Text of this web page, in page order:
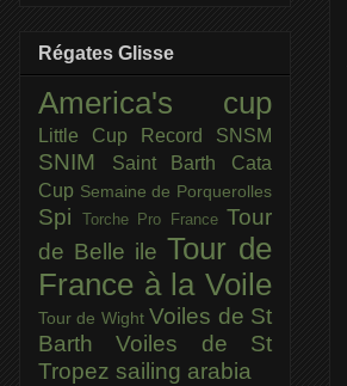
Régates Glisse
America's cup
Little Cup Record SNSM
SNIM
Saint Barth Cata
Cup Semaine de Porquerolles
Spi Torche Pro France Tour
de Belle ile Tour de
France à la Voile
Tour de Wight Voiles de St
BarthVoiles de St
Tropez sailing arabia